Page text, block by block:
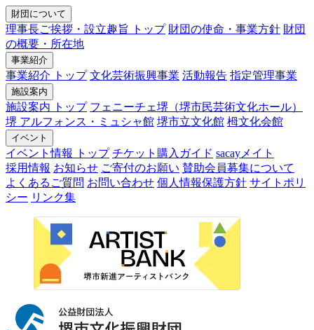
財団について
理事長ご挨拶・設立趣旨 トップ 財団の使命・事業方針 財団
の概要・所在地
事業紹介
事業紹介 トップ 文化芸術振興事業 活動報告 指定管理事業
施設案内
施設案内 トップ フェニーチェ堺（堺市民芸術文化ホール）
堺 アルフォンス・ミュシャ館 堺市立文化館 栂文化会館
イベント
イベント情報 トップ チケット購入ガイド sacayメイト
採用情報 お知らせ ご寄付のお願い 賛助会員募集について
よくあるご質問 お問い合わせ 個人情報保護方針 サイトポリ
シー リンク集